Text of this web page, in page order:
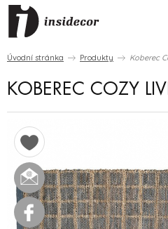
Úvodní stránka Produkty Koberec
KOBEREC COZY